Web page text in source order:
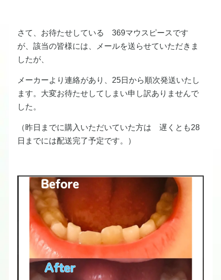
さて、お待たせしている 369マウスピースです
が、該当の皆様には、メールを送らせていただきま
したが、
メーカーより連絡があり、25日から順次発送いたし
ます。大変お待たせしてしまい申し訳ありませんで
した。
（昨日までに購入いただいていた方は 遅くとも28
日までには配送完了予定です。）